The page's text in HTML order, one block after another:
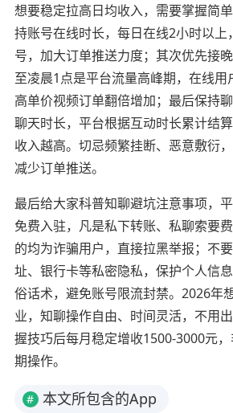
想要稳定拉高日均收入，需要掌握简
持账号在线时长，每日在线2小时以上
号，加大订单推送力度；其次优先接
至凌晨1点是平台流量高峰期，在线用
高单价视频订单翻倍增加；最后保持
聊天时长，平台根据互动时长累计结算
收入越高。切忌频繁挂断、恶意敷衍
减少订单推送。
最后给大家科普知聊避坑注意事项，
免费入驻，凡是私下转账、私聊索要
的均为诈骗用户，直接拉黑举报；不
址、银行卡等私密隐私，保护个人信
俗话术，避免账号限流封禁。2026年
业，知聊操作自由、时间灵活，不用
握技巧后每月稳定增收1500-3000元
期操作。
# 本文所包含的App